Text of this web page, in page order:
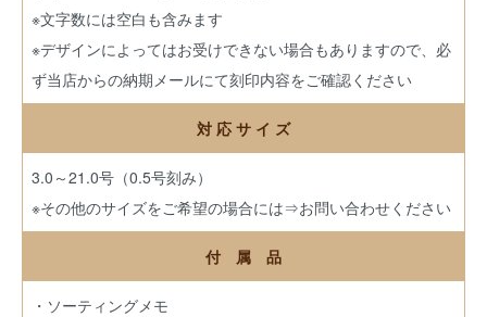
※文字数には空白も含みます
※デザインによってはお受けできない場合もありますので、必
ず当店からの納期メールにて刻印内容をご確認ください
対 応 サ イ ズ
3.0～21.0号（0.5号刻み）
※その他のサイズをご希望の場合には⇒お問い合わせください
付 属 品
・ソーティングメモ